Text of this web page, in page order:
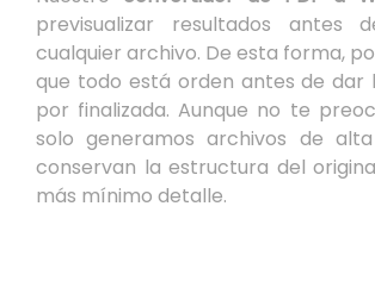
previsualizar resultados antes
cualquier archivo. De esta forma,
que todo está orden antes de dar
por finalizada. Aunque no te
solo generamos archivos de
conservan la estructura del
más mínimo detalle.